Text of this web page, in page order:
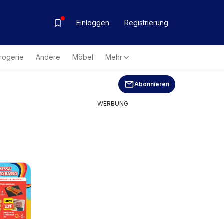
Einloggen Registrierung
Andere Möbel Mehr
Abonnieren
WERBUNG